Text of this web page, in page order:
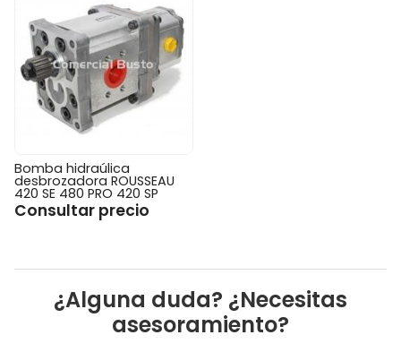
Bomba hidraúlica
desbrozadora ROUSSEAU
420 SE 480 PRO 420 SP
Consultar precio
¿Alguna duda? ¿Necesitas
asesoramiento?